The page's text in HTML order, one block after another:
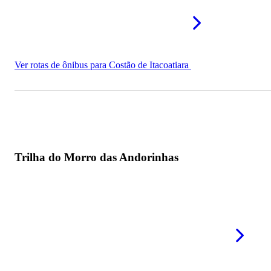
Ver rotas de ônibus para Costão de Itacoatiara
Trilha do Morro das Andorinhas